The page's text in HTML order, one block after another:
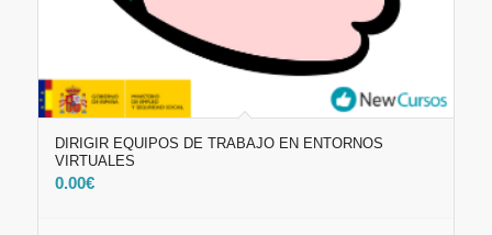
DIRIGIR EQUIPOS DE TRABAJO EN ENTORNOS
VIRTUALES
0.00€